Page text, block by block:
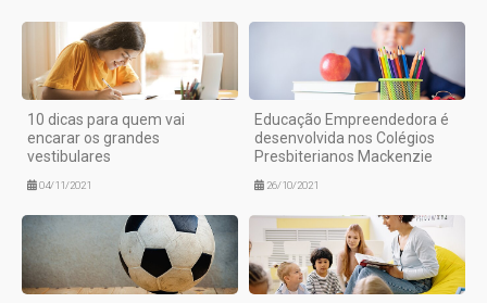
10 dicas para quem vai
encarar os grandes
vestibulares
04/11/2021
Educação Empreendedora é
desenvolvida nos Colégios
Presbiterianos Mackenzie
26/10/2021